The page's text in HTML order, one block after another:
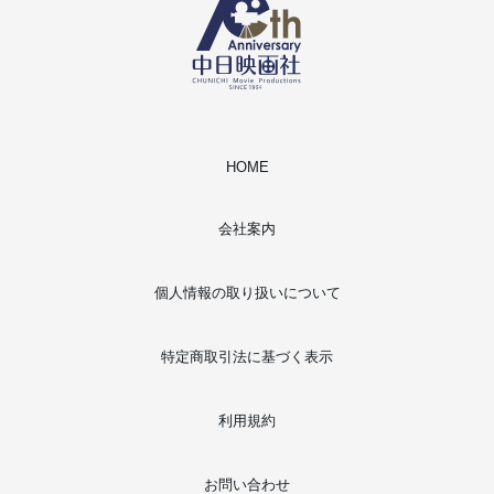
HOME
会社案内
個人情報の取り扱いについて
特定商取引法に基づく表示
利用規約
お問い合わせ